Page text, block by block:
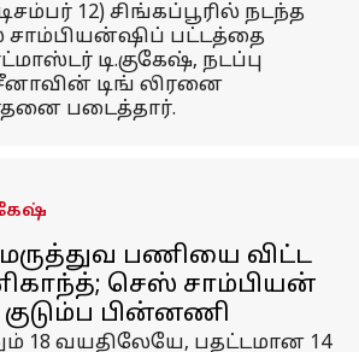
12) சிங்கப்பூரில் நடந்த
சாம்பியன்ஷிப் பட்டத்தை
டி.குகேஷ், நடப்பு
டிங் லிரனை
படைத்தார்.
பணியை விட்ட
செஸ் சாம்பியன்
குடும்ப பின்னணி
18 வயதிலேயே, பதட்டமான 14